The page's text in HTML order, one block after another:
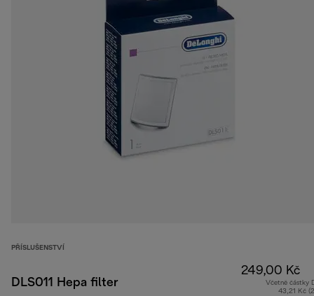
PŘÍSLUŠENSTVÍ
DLS011 Hepa filter
249,00 Kč
Včetně částky
43,21 Kč